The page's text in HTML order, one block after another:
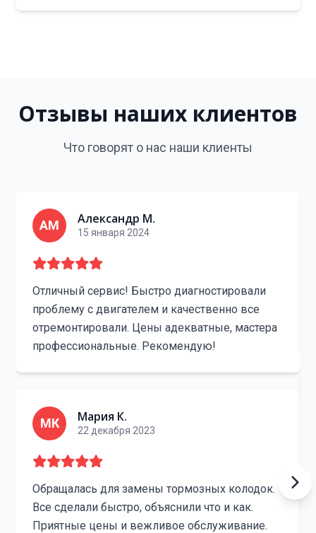
Отзывы наших клиентов
Что говорят о нас наши клиенты
АМ Александр М.
15 января 2024
Отличный сервис! Быстро диагностировали
проблему с двигателем и качественно все
отремонтировали. Цены адекватные, мастера
профессиональные. Рекомендую!
МК Мария К.
22 декабря 2023
Обращалась для замены тормозных колодок.
Все сделали быстро, объяснили что и как.
Приятные цены и вежливое обслуживание.